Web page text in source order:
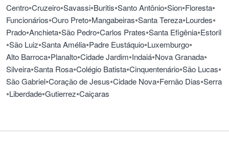
Centro•Cruzeiro•Savassi•Buritis•Santo Antônio•Sion•Floresta•
Funcionários•Ouro Preto•Mangabeiras•Santa Tereza•Lourdes•
Prado•Anchieta•São Pedro•Carlos Prates•Santa Efigênia•Estoril
•São Luiz•Santa Amélia•Padre Eustáquio•Luxemburgo•
Alto Barroca•Planalto•Cidade Jardim•Indaiá•Nova Granada•
Silveira•Santa Rosa•Colégio Batista•Cinquentenário•São Lucas•
São Gabriel•Coração de Jesus•Cidade Nova•Fernão Dias•Serra
•Liberdade•Gutierrez•Caiçaras